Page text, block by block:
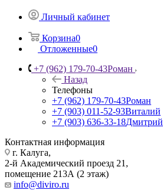
Личный кабинет
Корзина0
Отложенные0
+7 (962) 179-70-43Роман
Назад
Телефоны
+7 (962) 179-70-43Роман
+7 (903) 011-52-93Виталий
+7 (903) 636-33-18Дмитрий
Контактная информация
г. Калуга,
2-й Академический проезд 21,
помещение 213А (2 этаж)
info@diviro.ru